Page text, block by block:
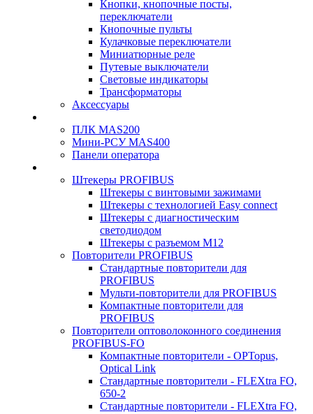
Кнопки, кнопочные посты,
переключатели
Кнопочные пульты
Кулачковые переключатели
Миниатюрные реле
Путевые выключатели
Световые индикаторы
Трансформаторы
Аксессуары
ПЛК MAS200
Мини-РСУ MAS400
Панели оператора
Штекеры PROFIBUS
Штекеры с винтовыми зажимами
Штекеры с технологией Easy connect
Штекеры с диагностическим
светодиодом
Штекеры с разъемом М12
Повторители PROFIBUS
Стандартные повторители для
PROFIBUS
Мульти-повторители для PROFIBUS
Компактные повторители для
PROFIBUS
Повторители оптоволоконного соединения
PROFIBUS-FO
Компактные повторители - OPTopus,
Optical Link
Стандартные повторители - FLEXtra FO,
650-2
Стандартные повторители - FLEXtra FO,